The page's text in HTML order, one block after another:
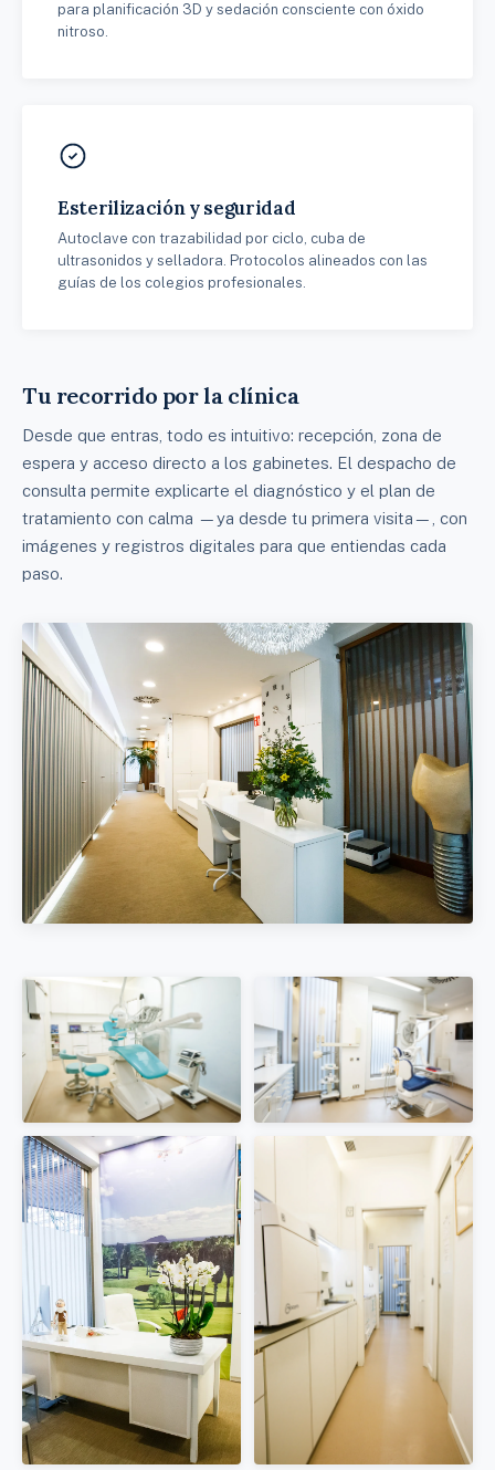
para planificación 3D y sedación consciente con óxido
nitroso.
Esterilización y seguridad
Autoclave con trazabilidad por ciclo, cuba de
ultrasonidos y selladora. Protocolos alineados con las
guías de los colegios profesionales.
Tu recorrido por la clínica
Desde que entras, todo es intuitivo: recepción, zona de
espera y acceso directo a los gabinetes. El despacho de
consulta permite explicarte el diagnóstico y el plan de
tratamiento con calma —ya desde tu primera visita—, con
imágenes y registros digitales para que entiendas cada
paso.